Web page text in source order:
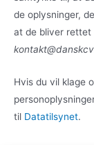
de oplysninger,
at de bliver rettet
Hvis du vil klage
til Datatilsynet.